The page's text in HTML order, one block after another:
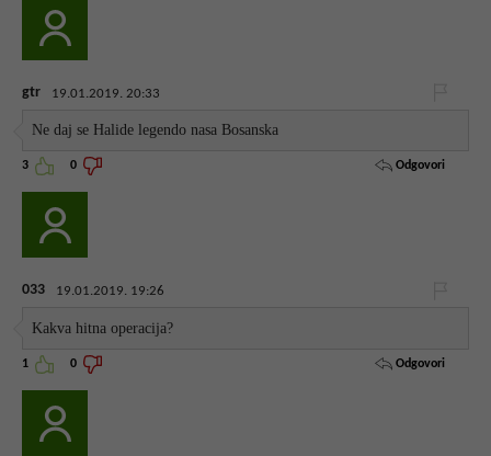
gtr 19.01.2019. 20:33
Ne daj se Halide legendo nasa Bosanska
3 0 Odgovori
033 19.01.2019. 19:26
Kakva hitna operacija?
1 0 Odgovori